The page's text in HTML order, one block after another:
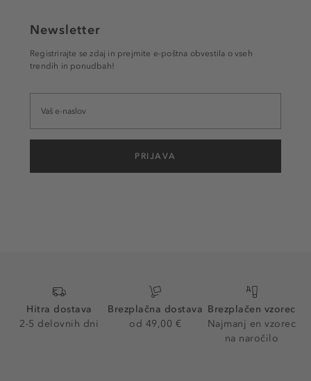
Newsletter
Registrirajte se zdaj in prejmite e-poštna obvestila o vseh
trendih in ponudbah!
PRIJAVA
Hitra dostava
2-5 delovnih dni
Brezplačna dostava
od 49,00 €
Brezplačen vzorec
Najmanj en vzorec
na naročilo